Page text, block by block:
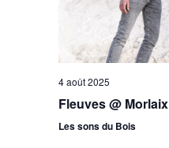
4 août 2025
Fleuves @ Morlaix
Les sons du Bois